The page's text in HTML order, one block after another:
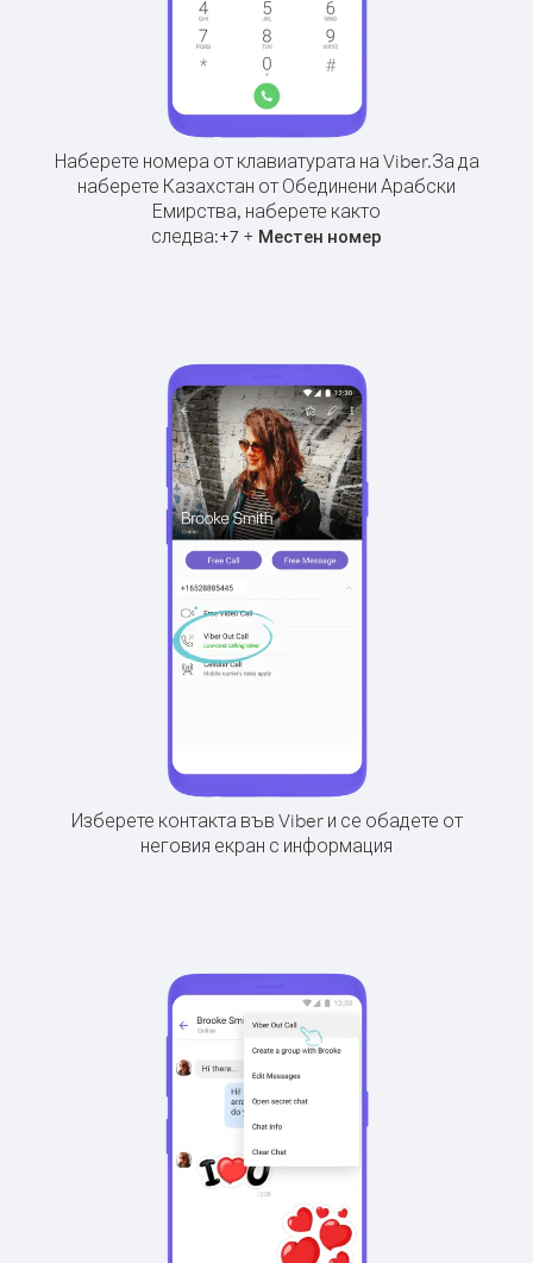
Наберете номера от клавиатурата на Viber.За да
наберете Казахстан от Обединени Арабски
Емирства, наберете както
следва:+7 + Местен номер
Изберете контакта във Viber и се обадете от
неговия екран с информация